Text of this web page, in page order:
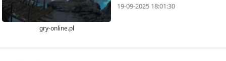
gry-online.pl
19-09-2025 18:01:30